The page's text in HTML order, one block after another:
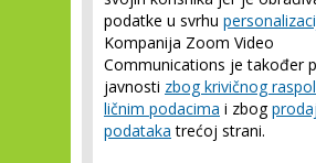
podatke u svrhu
Kompanija Zoom Video
Communications je također
javnosti zbog krivičnog
ličnim podacima i zbog
podataka trećoj strani.